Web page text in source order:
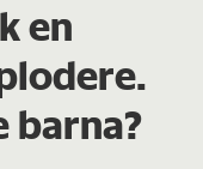
en
barna?